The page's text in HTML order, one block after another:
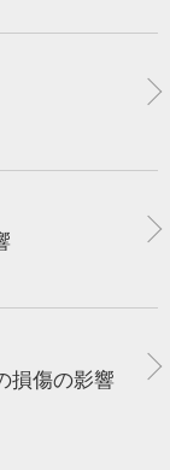
損傷の影響